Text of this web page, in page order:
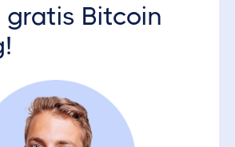
gratis Bitcoin